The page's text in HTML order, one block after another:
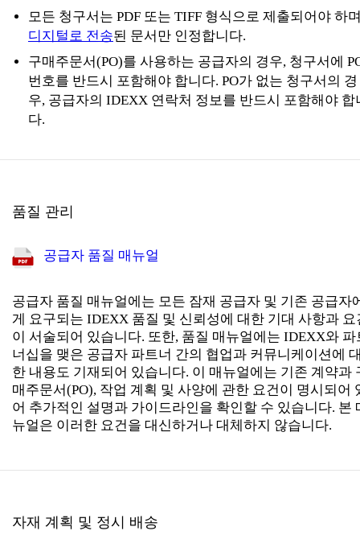
모든 청구서는 PDF 또는 TIFF 형식으로 제출되어야 하
디지털로 전송된 문서만 인정합니다.
구매주문서(PO)를 사용하는 공급자의 경우, 청구서에
번호를 반드시 포함해야 합니다. PO가 없는 청구서의 경
우, 공급자의 IDEXX 연락처 정보를 반드시 포함해야 합
다.
품질 관리
공급자 품질 매뉴얼
공급자 품질 매뉴얼에는 모든 잠재 공급자 및 기존 공급자
게 요구되는 IDEXX 품질 및 신뢰성에 대한 기대 사항과 요
이 서술되어 있습니다. 또한, 품질 매뉴얼에는 IDEXX와 파
너십을 맺은 공급자 파트너 간의 협업과 커뮤니케이션에
한 내용도 기재되어 있습니다. 이 매뉴얼에는 기존 계약과
매주문서(PO), 작업 계획 및 사양에 관한 요건이 명시되어
어 추가적인 설명과 가이드라인을 확인할 수 있습니다. 본
뉴얼은 이러한 요건을 대신하거나 대체하지 않습니다.
자재 계획 및 정시 배송